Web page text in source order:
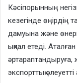
Кәсіпорынның
кезегінде өңірдің
дамуына және
ықпал етеді.
экспорттық